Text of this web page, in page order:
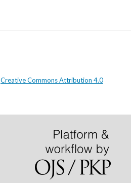
Creative Commons Attribution 4.0